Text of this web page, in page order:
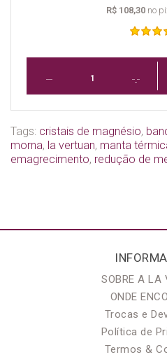
R$ 108,30 no
Tags: cristais de magnésio,
morna, la vertuan, manta
emagrecimento, redução de
SOBRE A LA
ONDE
Trocas e
Política de
Termos &